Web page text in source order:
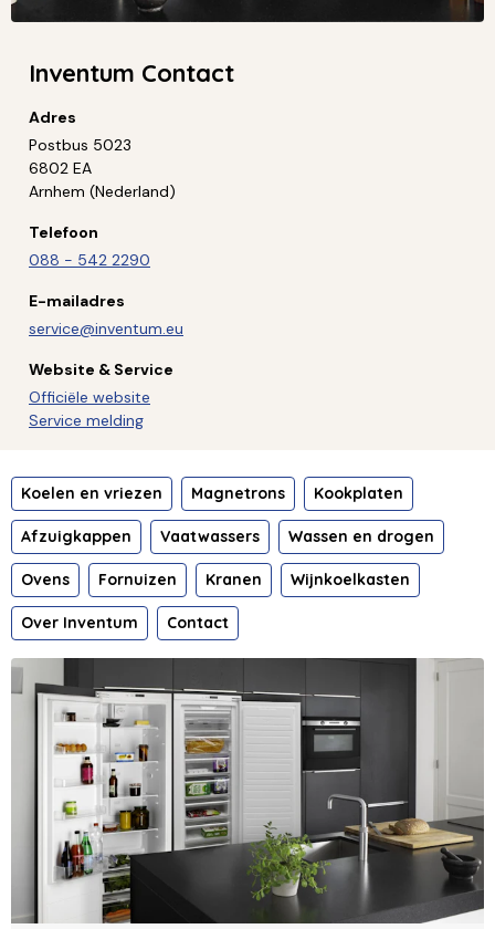
Inventum Contact
Adres
Postbus 5023
6802 EA
Arnhem (Nederland)
Telefoon
088 - 542 2290
E-mailadres
service@inventum.eu
Website & Service
Officiële website
Service melding
Koelen en vriezen Magnetrons Kookplaten
Afzuigkappen Vaatwassers Wassen en drogen
Ovens Fornuizen Kranen Wijnkoelkasten
Over Inventum Contact